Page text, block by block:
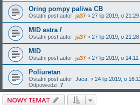
Oring pompy paliwa CB
Ostatni post autor: ja37 « 27 lip 2019, o 21:29
MID astra f
Ostatni post autor: ja37 « 27 lip 2019, o 21:28
MID
Ostatni post autor: ja37 « 27 lip 2019, o 14:11
Poliuretan
Ostatni post autor: Jaca. « 24 lip 2019, o
Odpowiedzi: 7
NOWY TEMAT